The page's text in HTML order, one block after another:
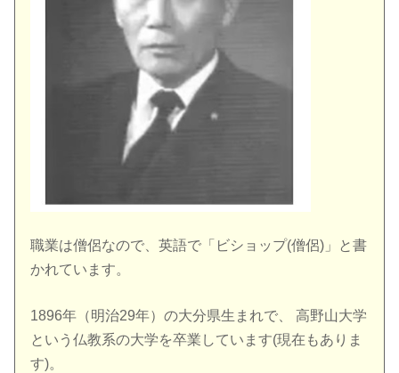
職業は僧侶なので、英語で「ビショップ(僧侶)」と書
かれています。
1896年（明治29年）の大分県生まれで、 高野山大学
という仏教系の大学を卒業しています(現在もありま
す)。